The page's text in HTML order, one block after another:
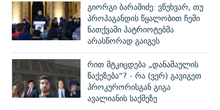
გიორგი ბარამიძე: ვწუხვარ, თუ
პროპაგანდის წყალობით ჩემი
ნათქვამი პატრიოტებმა
არასწორად გაიგეს
რით მტკიცდება „დანაშაულის
წაქეზება“? - რა (ვერ) გავიგეთ
პროკურორისგან გიგა
ავალიანის საქმეზე